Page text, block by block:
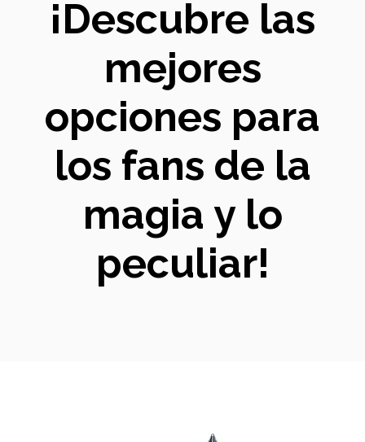
¡Descubre las
mejores
opciones para
los fans de la
magia y lo
peculiar!